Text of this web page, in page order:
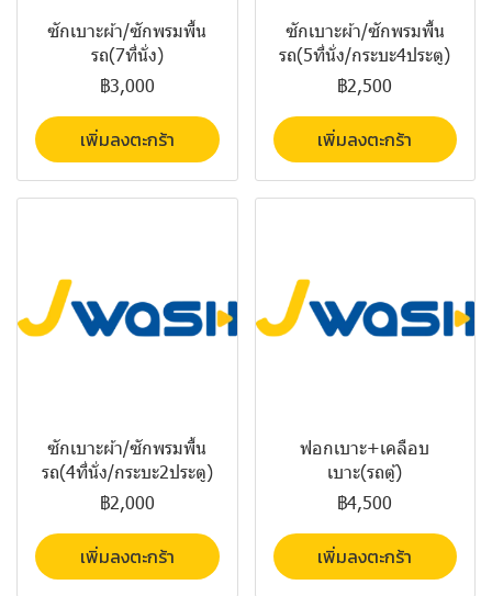
ซักเบาะผ้า/ซักพรมพื้น
รถ(7ที่นั่ง)
฿3,000
เพิ่มลงตะกร้า
ซักเบาะผ้า/ซักพรมพื้น
รถ(5ที่นั่ง/กระบะ4ประตู)
฿2,500
เพิ่มลงตะกร้า
ซักเบาะผ้า/ซักพรมพื้น
รถ(4ที่นั่ง/กระบะ2ประตู)
฿2,000
เพิ่มลงตะกร้า
ฟอกเบาะ+เคลือบ
เบาะ(รถตู้)
฿4,500
เพิ่มลงตะกร้า